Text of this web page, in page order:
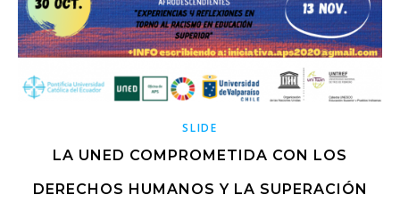
SLIDE
LA UNED COMPROMETIDA CON LOS
DERECHOS HUMANOS Y LA SUPERACIÓN